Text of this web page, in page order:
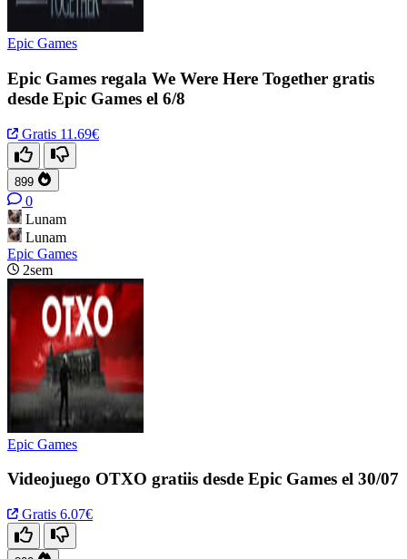
Epic Games
Epic Games regala We Were Here Together gratis
desde Epic Games el 6/8
Gratis 11.69€
899
0
Lunam
Lunam
Epic Games
2sem
Epic Games
Videojuego OTXO gratiis desde Epic Games el 30/07
Gratis 6.07€